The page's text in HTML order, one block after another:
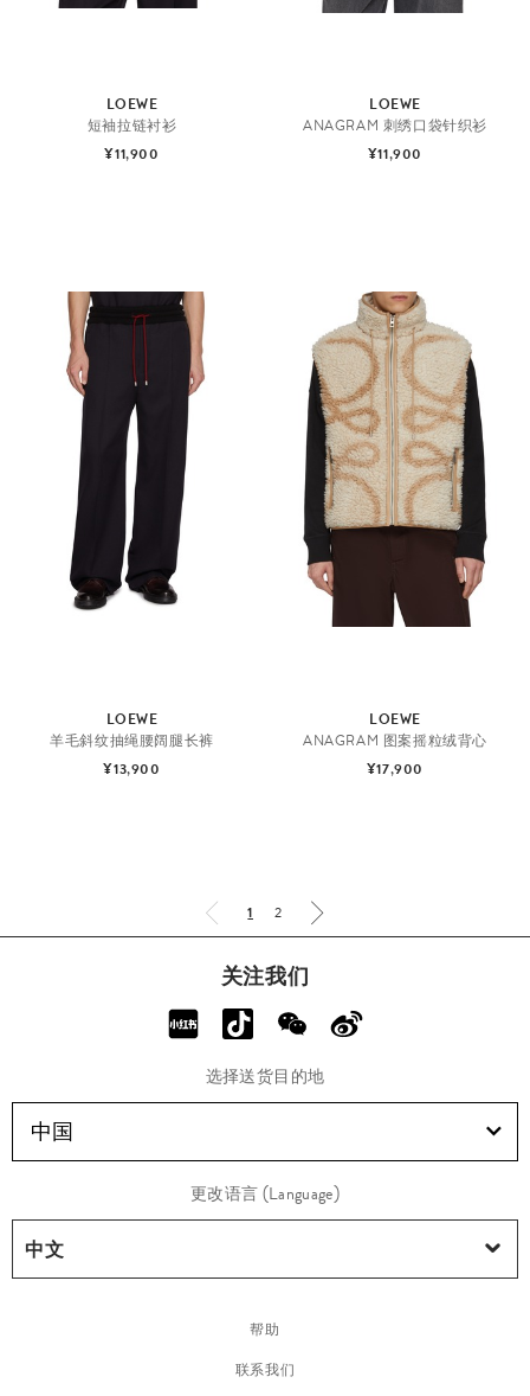
LOEWE
短袖拉链衬衫
¥11,900
LOEWE
ANAGRAM 刺绣口袋针织衫
¥11,900
LOEWE
羊毛斜纹抽绳腰阔腿长裤
¥13,900
LOEWE
ANAGRAM 图案摇粒绒背心
¥17,900
1 2
关注我们
选择送货目的地
中国
更改语言 (Language)
帮助
联系我们